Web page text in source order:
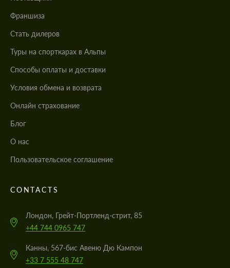
Франшиза
Стать дилеров
Туры на спорткарах в Альпы
Cпособы оплаты и доставки
Условия обмена и возврата
Онлайн страхование
Блог
О нас
Пользовательское соглашение
CONTACTS
Лондон, Грейт-Портленд-стрит, 85
+44 744 0965 747
Канны, 567-бис Авеню Дю Кампон
+33 7 555 48 747